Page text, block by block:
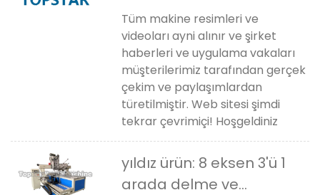
çevrimiçi
Tüm makine resimleri ve
videoları ayni alınır ve şirket
haberleri ve uygulama vakaları
müşterilerimiz tarafından gerçek
çekim ve paylaşımlardan
türetilmiştir. Web sitesi şimdi
tekrar çevrimiçi! Hoşgeldiniz
yıldız ürün: 8 eksen 3'ü 1
arada delme ve